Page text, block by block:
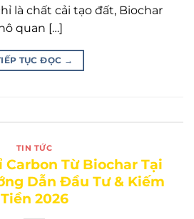
là chất cải tạo đất, Biochar
quan […]
TỤC ĐỌC →
TIN TỨC
Carbon Từ Biochar Tại
Dẫn Đầu Tư & Kiếm
Tiền 2026